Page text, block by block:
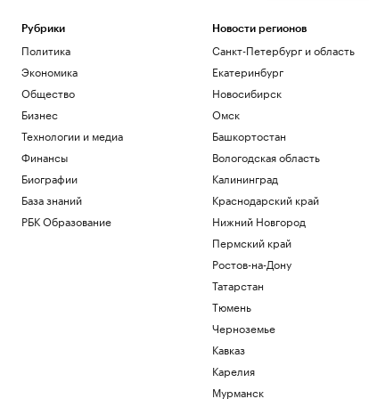
Рубрики
Политика
Экономика
Общество
Бизнес
Технологии и медиа
Финансы
Биографии
База знаний
РБК Образование
Новости регионов
Санкт-Петербург и область
Екатеринбург
Новосибирск
Омск
Башкортостан
Вологодская область
Калининград
Краснодарский край
Нижний Новгород
Пермский край
Ростов-на-Дону
Татарстан
Тюмень
Черноземье
Кавказ
Карелия
Мурманск